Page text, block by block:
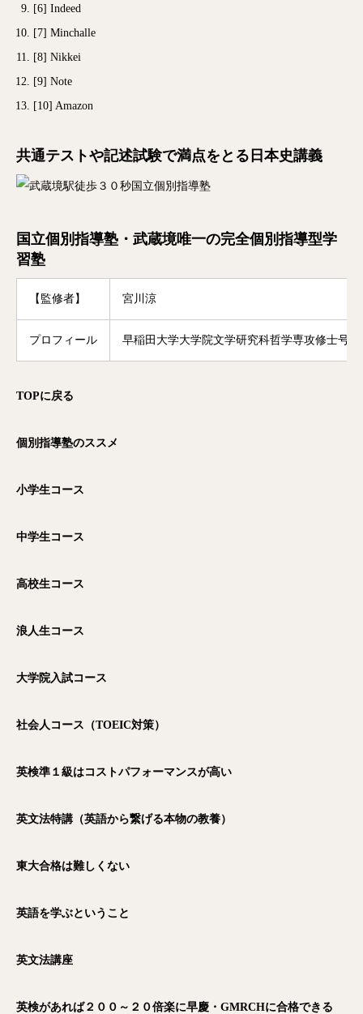
[6] Indeed
[7] Minchalle
[8] Nikkei
[9] Note
[10] Amazon
共通テストや記述試験で満点をとる日本史講義
国立個別指導塾・武蔵境唯一の完全個別指導型学
習塾
【監修者】 宮川涼
プロフィール 早稲田大学大学院文学研究科哲学専攻修士号
TOPに戻る
個別指導塾のススメ
小学生コース
中学生コース
高校生コース
浪人生コース
大学院入試コース
社会人コース（TOEIC対策）
英検準１級はコストパフォーマンスが高い
英文法特講（英語から繋げる本物の教養）
東大合格は難しくない
英語を学ぶということ
英文法講座
英検があれば２００～２０倍楽に早慶・GMRCHに合格できる